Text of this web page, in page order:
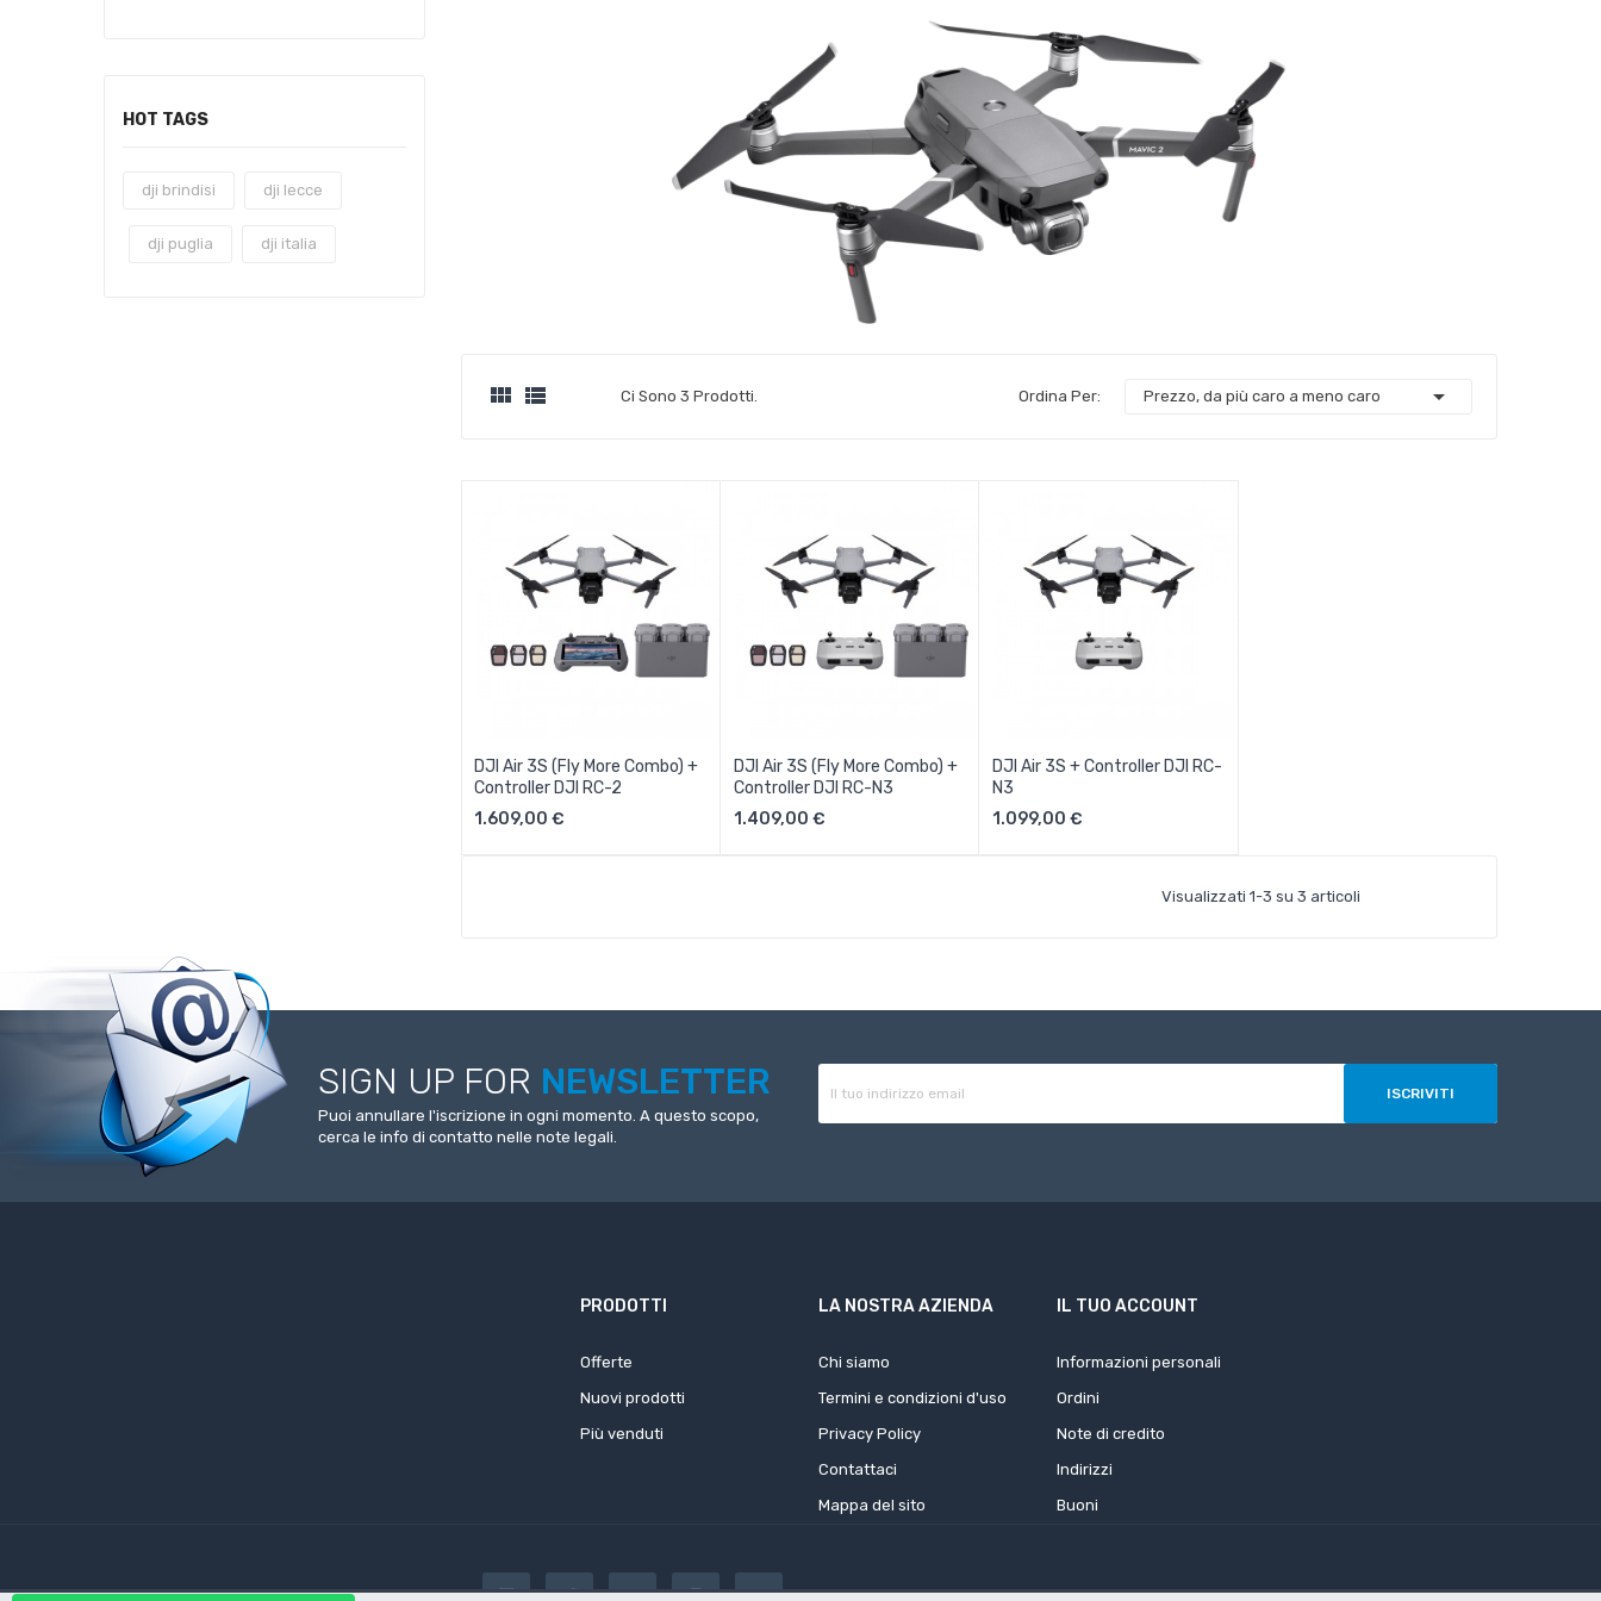
HOT TAGS
dji brindisi dji lecce
dji puglia dji italia
  Ci Sono 3 Prodotti. Ordina Per: Prezzo, da più caro a meno caro 
DJI Air 3S (Fly More Combo) +
Controller DJI RC-2
1.609,00 €
Aggiungi Al Carrello
DJI Air 3S (Fly More Combo) +
Controller DJI RC-N3
1.409,00 €
Aggiungi Al Carrello
DJI Air 3S + Controller DJI RC-
N3
1.099,00 €
Visualizzati 1-3 su 3 articoli
SIGN UP FOR NEWSLETTER
Puoi annullare l'iscrizione in ogni momento. A questo scopo,
cerca le info di contatto nelle note legali.
PRODOTTI
Offerte
Nuovi prodotti
Più venduti
LA NOSTRA AZIENDA
Chi siamo
Termini e condizioni d'uso
Privacy Policy
Contattaci
Mappa del sito
IL TUO ACCOUNT
Informazioni personali
Ordini
Note di credito
Indirizzi
Buoni